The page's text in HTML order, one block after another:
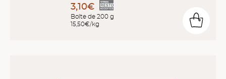
3,10€
Boîte de 200 g
15,50€/kg